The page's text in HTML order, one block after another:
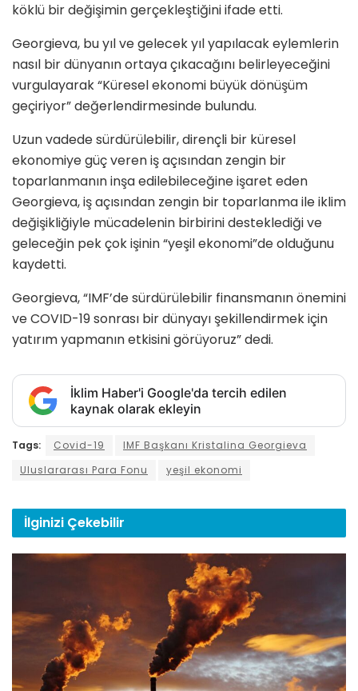
köklü bir değişimin gerçekleştiğini ifade etti.
Georgieva, bu yıl ve gelecek yıl yapılacak eylemlerin
nasıl bir dünyanın ortaya çıkacağını belirleyeceğini
vurgulayarak “Küresel ekonomi büyük dönüşüm
geçiriyor” değerlendirmesinde bulundu.
Uzun vadede sürdürülebilir, dirençli bir küresel
ekonomiye güç veren iş açısından zengin bir
toparlanmanın inşa edilebileceğine işaret eden
Georgieva, iş açısından zengin bir toparlanma ile iklim
değişikliğiyle mücadelenin birbirini desteklediği ve
geleceğin pek çok işinin “yeşil ekonomi”de olduğunu
kaydetti.
Georgieva, “IMF’de sürdürülebilir finansmanın önemini
ve COVID-19 sonrası bir dünyayı şekillendirmek için
yatırım yapmanın etkisini görüyoruz” dedi.
İklim Haber'i Google'da tercih edilen
kaynak olarak ekleyin
Tags: Covid-19
IMF Başkanı Kristalina Georgieva
Uluslararası Para Fonu
yeşil ekonomi
İlginizi Çekebilir